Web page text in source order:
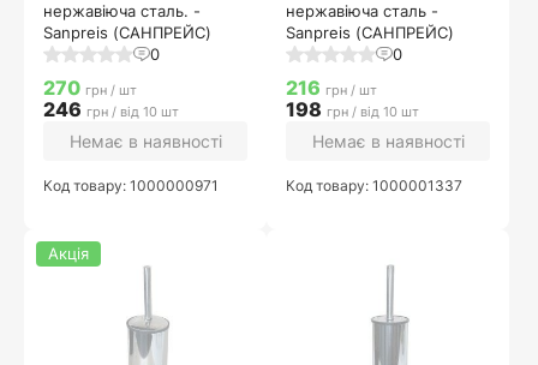
нержавіюча сталь. -
Sanpreis (САНПРЕЙС)
0
270 грн / шт
246 грн / від 10 шт
Немає в наявності
Код товару: 1000000971
нержавіюча сталь -
Sanpreis (САНПРЕЙС)
0
216 грн / шт
198 грн / від 10 шт
Немає в наявності
Код товару: 1000001337
Акція